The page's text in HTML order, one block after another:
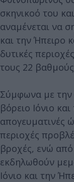
σκηνικοό του
αναμένεται να
και την Ήπειρο
δυτικές
τους 22
Σύμφωνα με την
βόρειο Ιόνιο
απογευματινές
περιοχές
βροχές, ενώ
εκδηλωθούν
Ιόνιο και την